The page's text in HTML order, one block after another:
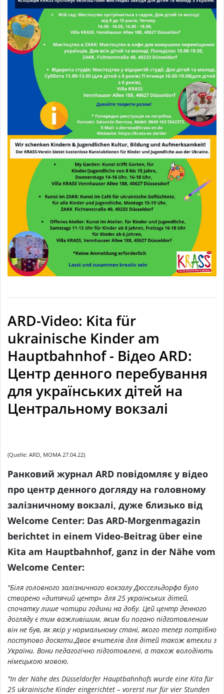
ARD-Video: Kita für
ukrainische Kinder am
Hauptbahnhof - Відео ARD:
Центр денного перебування
для українських дітей на
Центральному вокзалі
(Quelle: ARD, MOMA 27.04.22)
Ранковий журнал ARD повідомляє у відео
про центр денного догляду на головному
залізничному вокзалі, дуже близько від
Welcome Center: Das ARD-Morgenmagazin
berichtet in einem Video-Beitrag über eine
Kita am Hauptbahnhof, ganz in der Nähe vom
Welcome Center:
"Біля головного залізничного вокзалу Дюссельдорфа було
створено «дитячий центр» для 25 українських дітей,
спочатку лише чотири години на добу. Цей центр денного
догляду є тим важливішим, яким би погано підготовленим
він не був, як якір у нормальному стані, якого тепер потрібно
поступово досягти.Двоє вчителів для дітей також втекли з
України. Вони педагогічно підготовлені, а також володіють
німецькою мовою.
"In der Nähe des Düsseldorfer Hauptbahnhofs wurde eine Kita für
25 ukrainische Kinder eingerichtet – vorerst nur für vier Stunden